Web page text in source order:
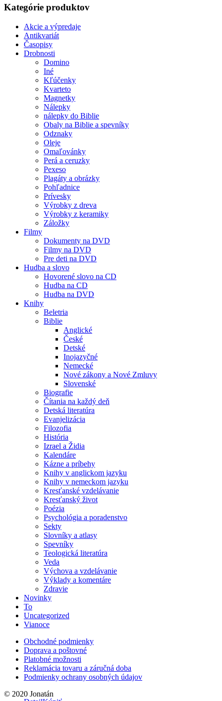
Kategórie produktov
Akcie a výpredaje
Antikvariát
Časopisy
Drobnosti
Domino
Iné
Kľúčenky
Kvarteto
Magnetky
Nálepky
nálepky do Biblie
Obaly na Biblie a spevníky
Odznaky
Oleje
Omaľovánky
Perá a ceruzky
Pexeso
Plagáty a obrázky
Pohľadnice
Prívesky
Výrobky z dreva
Výrobky z keramiky
Záložky
Filmy
Dokumenty na DVD
Filmy na DVD
Pre deti na DVD
Hudba a slovo
Hovorené slovo na CD
Hudba na CD
Hudba na DVD
Knihy
Beletria
Biblie
Anglické
České
Detské
Inojazyčné
Nemecké
Nové zákony a Nové Zmluvy
Slovenské
Biografie
Čítania na každý deň
Detská literatúra
Evanjelizácia
Filozofia
História
Izrael a Židia
Kalendáre
Kázne a príbehy
Knihy v anglickom jazyku
Knihy v nemeckom jazyku
Kresťanské vzdelávanie
Kresťanský život
Poézia
Psychológia a poradenstvo
Sekty
Slovníky a atlasy
Spevníky
Teologická literatúra
Veda
Výchova a vzdelávanie
Výklady a komentáre
Zdravie
Novinky
To
Uncategorized
Vianoce
Obchodné podmienky
Doprava a poštovné
Platobné možnosti
Reklamácia tovaru a záručná doba
Podmienky ochrany osobných údajov
© 2020 Jonatán